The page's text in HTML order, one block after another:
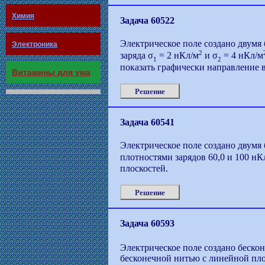
Химия
Электроника
Витамины для ума
Задача 60522
Электрическое поле создано
заряда σ1 = 2 нКл/м2 и σ2 = 4 нКл/м
показать графически направление
Решение
Задача 60541
Электрическое поле создано
плотностями зарядов 60,0 и 100
плоскостей.
Решение
Задача 60593
Электрическое поле создано
бесконечной нитью с линейной